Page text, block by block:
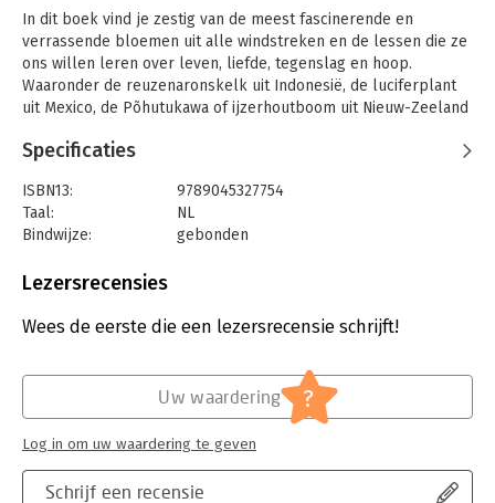
In dit boek vind je zestig van de meest fascinerende en
verrassende bloemen uit alle windstreken en de lessen die ze
ons willen leren over leven, liefde, tegenslag en hoop.
Waaronder de reuzenaronskelk uit Indonesië, de luciferplant
uit Mexico, de Põhutukawa of ijzerhoutboom uit Nieuw-Zeeland
hun unieke symboliek, kenmerken en krachten zien die hen in
volgen en het beste uit elk moment te halen.
Specificaties
ISBN13:
9789045327754
Taal:
NL
Bindwijze:
gebonden
Uitgever:
Verschijningsdatum:
14-9-2023
Lezersrecensies
Wees de eerste die een lezersrecensie schrijft!
Schrijf een recensie
Uw waardering ?
Log in om uw waardering te geven